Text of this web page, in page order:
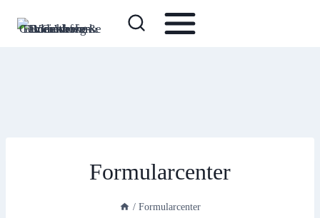
Inhalt
Formularcenter
/ Formularcenter